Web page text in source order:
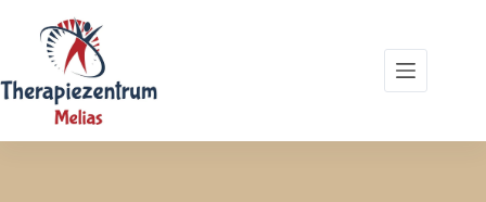
springen